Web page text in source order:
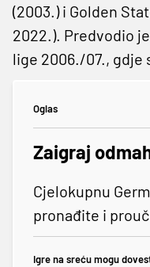
(2003.) i Golden
2022.). Predvodio
lige 2006./07., gdje
Oglas
Zaigraj
Cjelokupnu
pronađite i
Igre na sreću mogu